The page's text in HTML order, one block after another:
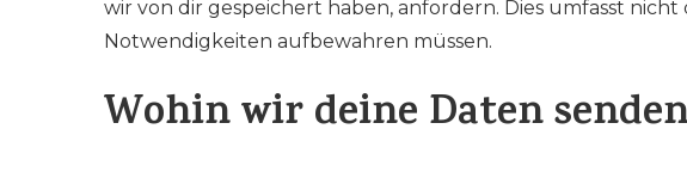
wir von dir gespeichert haben, anfordern. Dies umfasst
Notwendigkeiten aufbewahren müssen.
Wohin wir deine Daten